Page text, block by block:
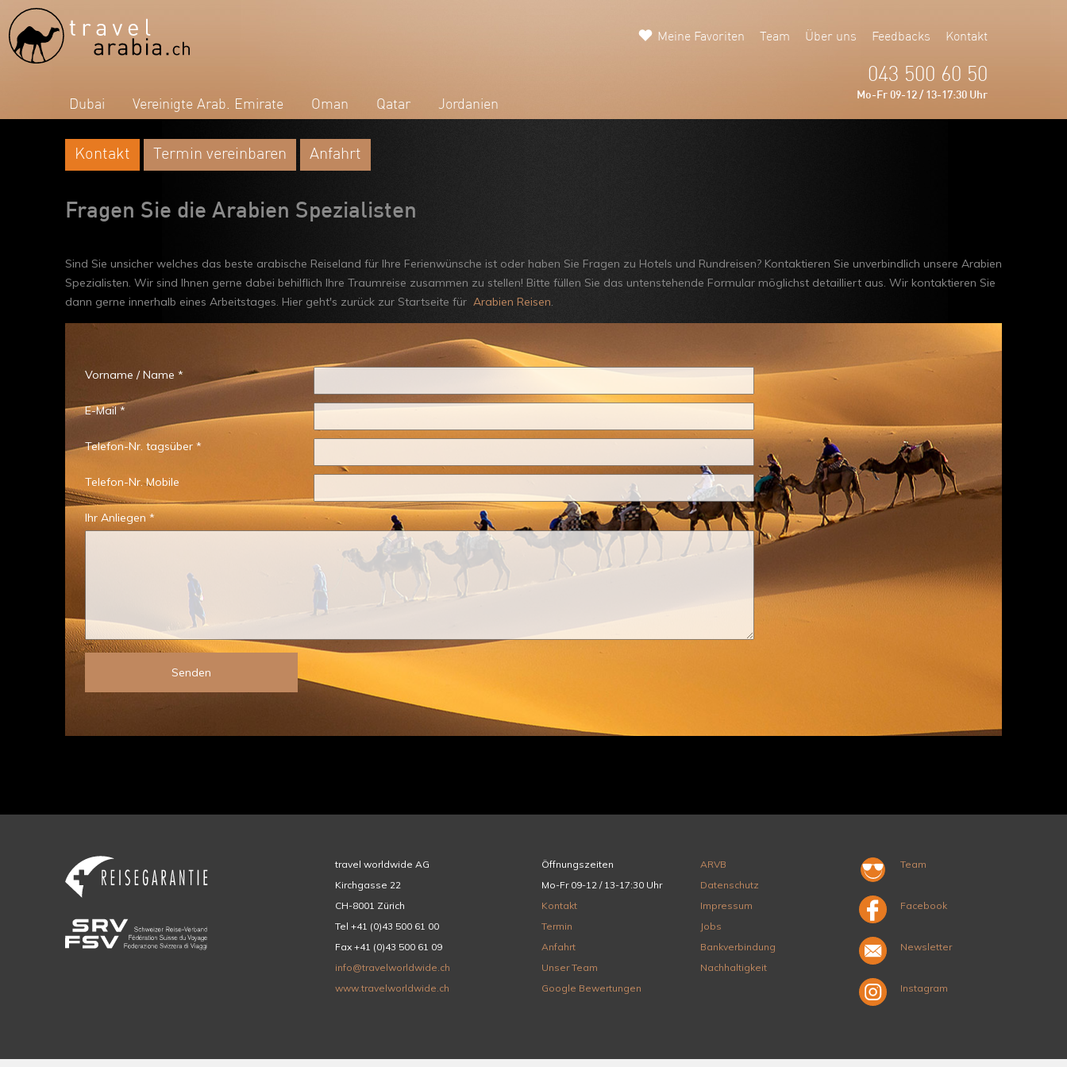
Dubai Vereinigte Arab. Emirate Oman Qatar Jordanien
Meine Favoriten Team Über uns Feedbacks Kontakt
043 500 60 50
Mo-Fr 09-12 / 13-17:30 Uhr
Kontakt Termin vereinbaren Anfahrt
Fragen Sie die Arabien Spezialisten
Sind Sie unsicher welches das beste arabische Reiseland für Ihre Ferienwünsche ist oder haben Sie Fragen zu Hotels und Rundreisen? Kontaktieren Sie unverbindlich unsere Arabien
Spezialisten. Wir sind Ihnen gerne dabei behilflich Ihre Traumreise zusammen zu stellen! Bitte füllen Sie das untenstehende Formular möglichst detailliert aus. Wir kontaktieren Sie
dann gerne innerhalb eines Arbeitstages. Hier geht's zurück zur Startseite für Arabien Reisen.
Vorname / Name *
E-Mail *
Telefon-Nr. tagsüber *
Telefon-Nr. Mobile
Ihr Anliegen *
Senden
travel worldwide AG
Kirchgasse 22
CH-8001 Zürich
Tel +41 (0)43 500 61 00
Fax +41 (0)43 500 61 09
info@travelworldwide.ch
www.travelworldwide.ch
Öffnungszeiten
Mo-Fr 09-12 / 13-17:30 Uhr
Kontakt
Termin
Anfahrt
Unser Team
Google Bewertungen
ARVB
Datenschutz
Impressum
Jobs
Bankverbindung
Nachhaltigkeit
Team
Facebook
Newsletter
Instagram